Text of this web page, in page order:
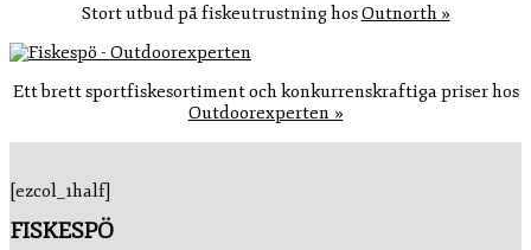
Stort utbud på fiskeutrustning hosOutnorth »
Ett brett sportfiskesortiment och konkurrenskraftiga priser hos
Outdoorexperten »
[ezcol_1half]
FISKESPÖ